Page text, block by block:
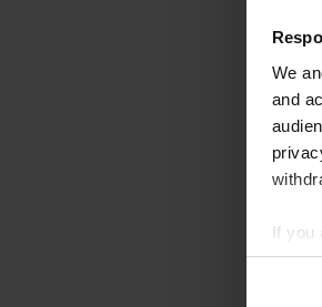
We
and
If you